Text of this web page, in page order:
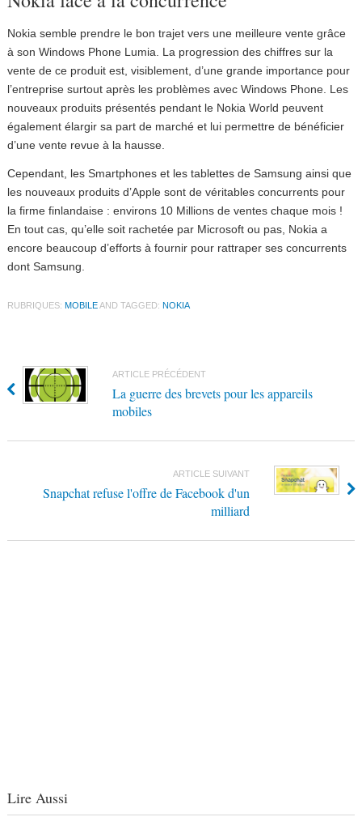
Nokia semble prendre le bon trajet vers une meilleure vente grâce
à son Windows Phone Lumia. La progression des chiffres sur la
vente de ce produit est, visiblement, d’une grande importance pour
l’entreprise surtout après les problèmes avec Windows Phone. Les
nouveaux produits présentés pendant le Nokia World peuvent
également élargir sa part de marché et lui permettre de bénéficier
d’une vente revue à la hausse.
Cependant, les Smartphones et les tablettes de Samsung ainsi que
les nouveaux produits d’Apple sont de véritables concurrents pour
la firme finlandaise : environs 10 Millions de ventes chaque mois !
En tout cas, qu’elle soit rachetée par Microsoft ou pas, Nokia a
encore beaucoup d’efforts à fournir pour rattraper ses concurrents
dont Samsung.
RUBRIQUES: MOBILEAND TAGGED: NOKIA
ARTICLE PRÉCÉDENT
La guerre des brevets pour les appareils
mobiles
ARTICLE SUIVANT
Snapchat refuse l'offre de Facebook d'un
milliard
Lire Aussi